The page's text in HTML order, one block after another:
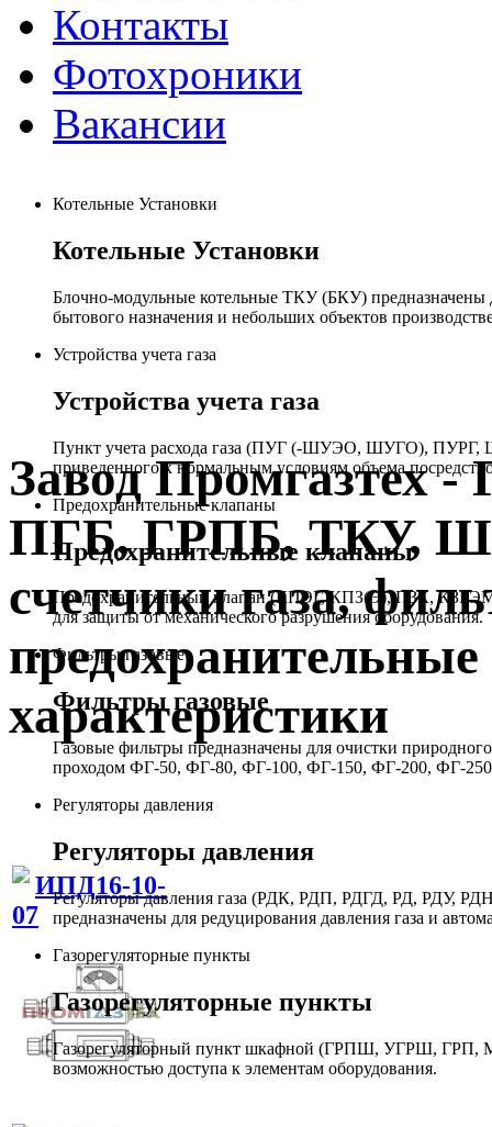
Контакты
Фотохроники
Вакансии
Котельные Установки
Котельные Установки
Блочно-модульные котельные ТКУ (БКУ) предназначены
бытового назначения и небольших объектов
Устройства учета газа
Устройства учета газа
Пункт учета расхода газа (ПУГ (-ШУЭО, ШУГО), ПУРГ,
приведенного к нормальным условиям объема
Предохранительные клапаны
Предохранительные клапаны
Предохранительный клапан (КПЭГ, КПЗ(Э), ПЗК,
для защиты от механического разрушения оборудования.
Фильтры газовые
Фильтры газовые
Газовые фильтры предназначены для очистки
проходом ФГ-50, ФГ-80, ФГ-100, ФГ-150, ФГ-200, ФГ-
Регуляторы давления
Регуляторы давления
Регуляторы давления газа (РДК, РДП, РДГД, РД, РДУ,
предназначены для редуцирования давления газа и
Газорегуляторные пункты
Газорегуляторные пункты
Газорегуляторный пункт шкафной (ГРПШ, УГРШ, ГРП,
возможностью доступа к элементам оборудования.
Завод
ПГБ, ГРПБ, ТКУ,
счетчики газа,
характеристики
ИПД16-10-
07